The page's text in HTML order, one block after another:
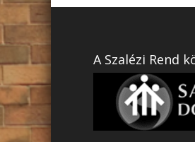
A Szalézi Rend